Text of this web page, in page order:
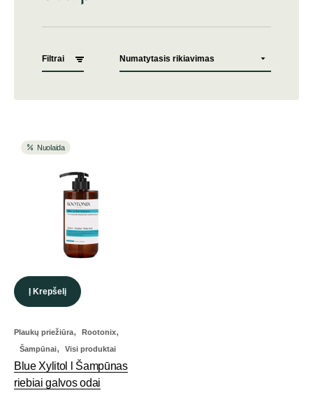
Filtrai
Nuolaida
Į Krepšelį
Plaukų priežiūra, Rootonix,
Šampūnai, Visi produktai
Blue Xylitol l Šampūnas
riebiai galvos odai